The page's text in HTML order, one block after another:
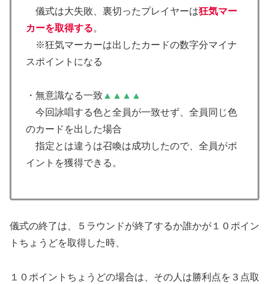
儀式は大失敗、裏切ったプレイヤーは狂気マー
カーを取得する。
※狂気マーカーは出したカードの数字分マイナ
スポイントになる
・無意識なる一致 ▲▲▲▲
今回詠唱する色と全員が一致せず、全員同じ色
のカードを出した場合
指定とは違うは召喚は成功したので、全員がポ
イントを獲得できる。
儀式の終了は、５ラウンドが終了するか誰かが１０ポイン
トちょうどを取得した時、
１０ポイントちょうどの場合は、その人は勝利点を３点取